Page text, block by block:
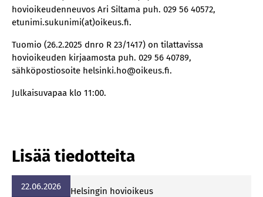
hovioikeudenneuvos Ari Siltama puh. 029 56 40572,
etunimi.sukunimi(at)oikeus.fi.
Tuomio (26.2.2025 dnro R 23/1417) on tilattavissa
hovioikeuden kirjaamosta puh. 029 56 40789,
sähköpostiosoite helsinki.ho@oikeus.fi.
Julkaisuvapaa klo 11:00.
Lisää tiedotteita
22.06.2026 Helsingin hovioikeus